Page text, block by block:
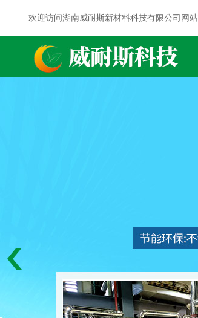
欢迎访问湖南威耐斯新材料科技有限公司网站